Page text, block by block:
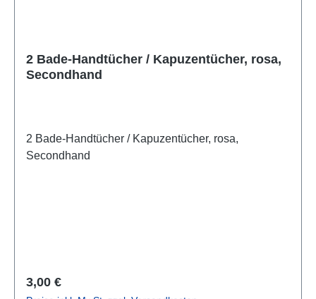
2 Bade-Handtücher / Kapuzentücher, rosa,
Secondhand
2 Bade-Handtücher / Kapuzentücher, rosa,
Secondhand
Regulärer Preis:
3,00 €